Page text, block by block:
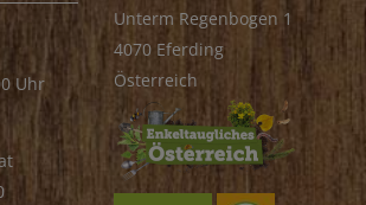
Uhr
Unterm Regenbogen 1
4070 Eferding
Österreich